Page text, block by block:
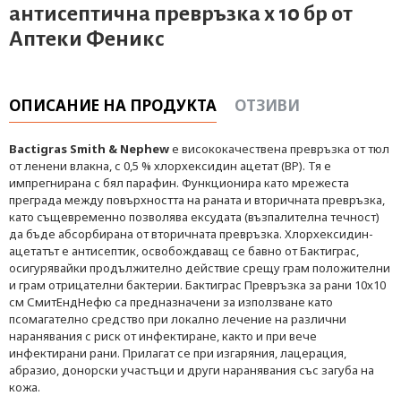
антисептична превръзка х 10 бр от
Аптеки Феникс
ОПИСАНИЕ НА ПРОДУКТА ОТЗИВИ
Bactigras Smith & Nephewе висококачествена превръзка от тюл
от ленени влакна, с 0,5 % хлорхексидин ацетат (ВР). Тя е
импрегнирана с бял парафин. Функционира като мрежеста
преграда между повърхността на раната и вторичната превръзка,
като същевременно позволява ексудата (възпалителна течност)
да бъде абсорбирана от вторичната превръзка. Хлорхексидин-
ацетатът е антисептик, освобождаващ се бавно от Бактиграс,
осигурявайки продължително действие срещу грам положителни
и грам отрицателни бактерии. Бактиграс Превръзка за рани 10х10
см СмитЕндНефю са предназначени за използване като
псомагателно средство при локално лечение на различни
наранявания с риск от инфектиране, както и при вече
инфектирани рани. Прилагат се при изгаряния, лацерация,
абразио, донорски участъци и други наранявания със загуба на
кожа.